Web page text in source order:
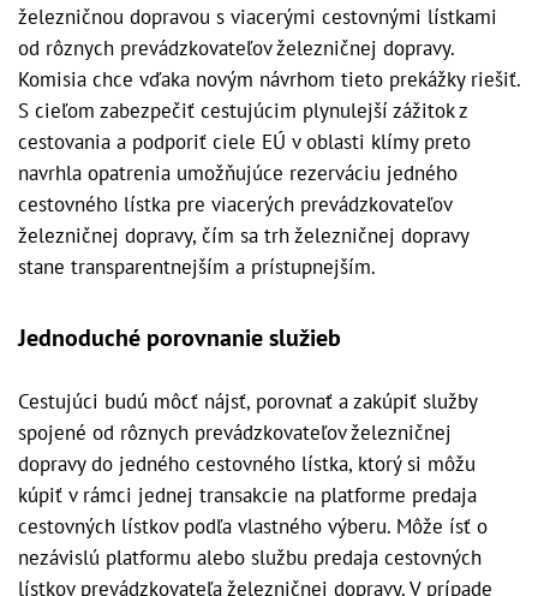
železničnou dopravou s viacerými cestovnými lístkami
od rôznych prevádzkovateľov železničnej dopravy.
Komisia chce vďaka novým návrhom tieto prekážky riešiť.
S cieľom zabezpečiť cestujúcim plynulejší zážitok z
cestovania a podporiť ciele EÚ v oblasti klímy preto
navrhla opatrenia umožňujúce rezerváciu jedného
cestovného lístka pre viacerých prevádzkovateľov
železničnej dopravy, čím sa trh železničnej dopravy
stane transparentnejším a prístupnejším.
Jednoduché porovnanie služieb
Cestujúci budú môcť nájsť, porovnať a zakúpiť služby
spojené od rôznych prevádzkovateľov železničnej
dopravy do jedného cestovného lístka, ktorý si môžu
kúpiť v rámci jednej transakcie na platforme predaja
cestovných lístkov podľa vlastného výberu. Môže ísť o
nezávislú platformu alebo službu predaja cestovných
lístkov prevádzkovateľa železničnej dopravy. V prípade